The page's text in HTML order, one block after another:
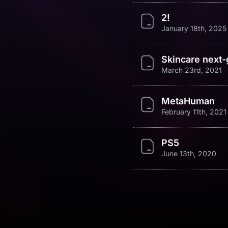
2!
January 18th, 2025
Skincare
March 23rd, 2021
MetaHuman
February 11th, 2021
PS5
June 13th, 2020